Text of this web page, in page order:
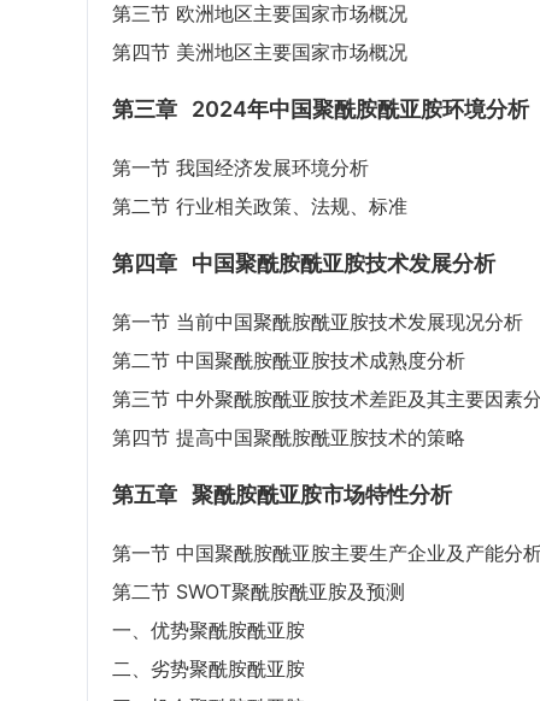
第三节 欧洲地区主要国家市场概况
第四节 美洲地区主要国家市场概况
第三章 2024年中国聚酰胺酰亚胺环境分析
第一节 我国经济发展环境分析
第二节 行业相关政策、法规、标准
第四章 中国聚酰胺酰亚胺技术发展分析
第一节 当前中国聚酰胺酰亚胺技术发展现况分析
第二节 中国聚酰胺酰亚胺技术成熟度分析
第三节 中外聚酰胺酰亚胺技术差距及其主要因素
第四节 提高中国聚酰胺酰亚胺技术的策略
第五章 聚酰胺酰亚胺市场特性分析
第一节 中国聚酰胺酰亚胺主要生产企业及产能分
第二节 SWOT聚酰胺酰亚胺及预测
一、优势聚酰胺酰亚胺
二、劣势聚酰胺酰亚胺